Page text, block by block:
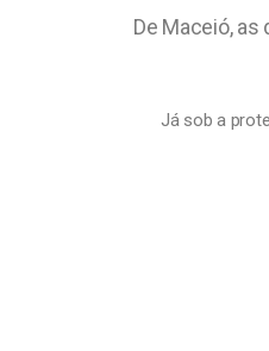
De Maceió,
Já sob a